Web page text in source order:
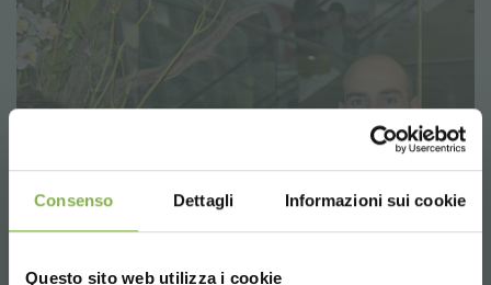
Consenso Dettagli Informazioni sui cookie
Questo sito web utilizza i cookie